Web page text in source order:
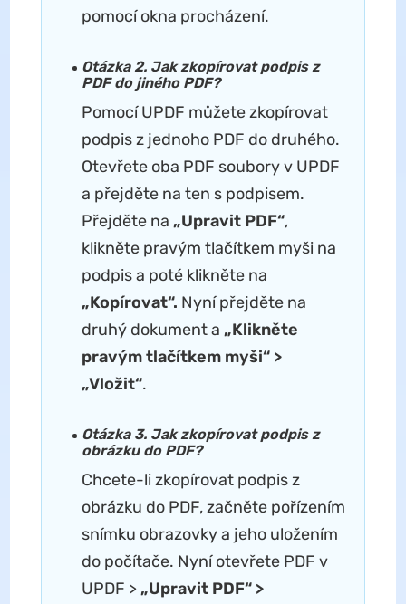
pomocí okna procházení.
Otázka 2. Jak zkopírovat podpis z
PDF do jiného PDF?
Pomocí UPDF můžete zkopírovat
podpis z jednoho PDF do druhého.
Otevřete oba PDF soubory v UPDF
a přejděte na ten s podpisem.
Přejděte na „Upravit PDF“,
klikněte pravým tlačítkem myši na
podpis a poté klikněte na
„Kopírovat“. Nyní přejděte na
druhý dokument a „Klikněte
pravým tlačítkem myši“ >
„Vložit“.
Otázka 3. Jak zkopírovat podpis z
obrázku do PDF?
Chcete-li zkopírovat podpis z
obrázku do PDF, začněte pořízením
snímku obrazovky a jeho uložením
do počítače. Nyní otevřete PDF v
UPDF > „Upravit PDF“ >